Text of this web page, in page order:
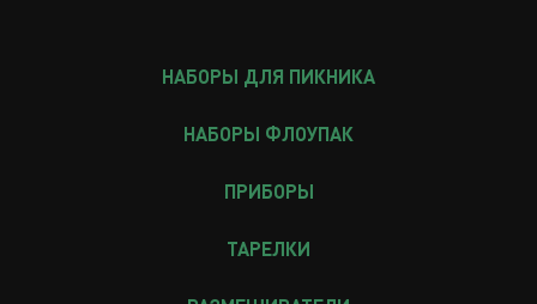
НАБОРЫ ДЛЯ ПИКНИКА
НАБОРЫ ФЛОУПАК
ПРИБОРЫ
ТАРЕЛКИ